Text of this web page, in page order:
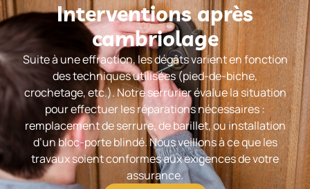
Interventions après
cambriolage
Suite à une effraction, les dégâts varient en fonction
des techniques utilisées (pied-de-biche,
crochetage, etc.). Notre serrurier évalue la situation
pour effectuer les réparations nécessaires :
remplacement de serrure, de barillet, ou installation
d’un bloc-porte blindé. Nous veillons à ce que les
travaux soient conformes aux exigences de votre
assurance.